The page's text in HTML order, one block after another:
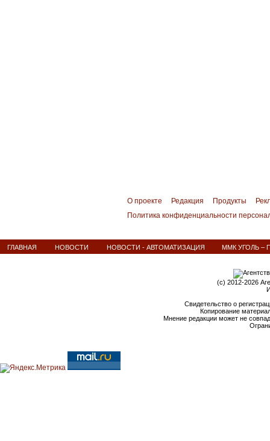
О проекте Редакция Продукты
Политика конфиденциальности
ГЛАВНАЯ НОВОСТИ НОВОСТИ - АВТОМАТИЗАЦИЯ ММК УГОЛЬ –
(c) 2012-2026
Свидетельство о
Копирование
Мнение редакции может не